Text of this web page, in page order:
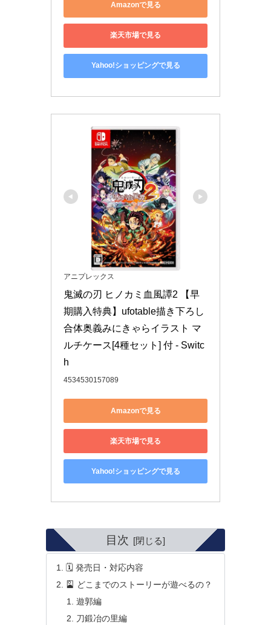
Amazonで見る
楽天市場で見る
Yahoo!ショッピングで見る
アニプレックス
鬼滅の刃 ヒノカミ血風譚2 【早
期購入特典】ufotable描き下ろし
合体奥義みにきゃらイラスト マ
ルチケース[4種セット] 付 - Switc
h
4534530157089
Amazonで見る
楽天市場で見る
Yahoo!ショッピングで見る
目次
🗓️ 発売日・対応内容
🎴 どこまでのストーリーが遊べるの？
遊郭編
刀鍛冶の里編